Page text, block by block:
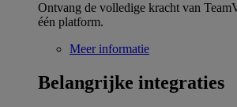
Ontvang de volledige kracht van
één platform.
Meer informatie
Belangrijke integraties